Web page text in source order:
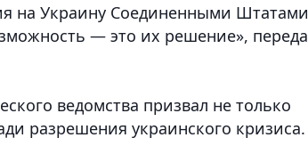
на Украину Соединенными
— это их решение»,
ведомства призвал не только
разрешения украинского кризиса.